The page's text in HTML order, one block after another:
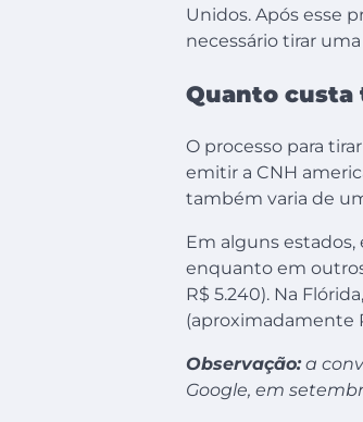
Unidos. Após esse
necessário tirar
Quanto custa
O processo para
emitir a CNH
também varia de
Em alguns estados,
enquanto em
R$ 5.240). Na
(aproximadamente
Observação:a
Google, em